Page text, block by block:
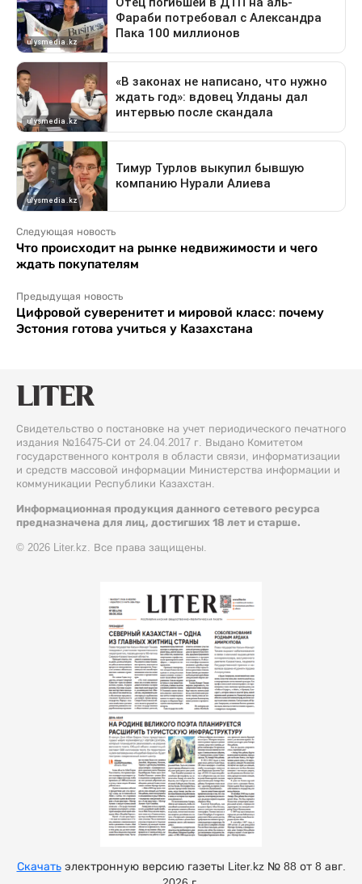
Следующая новость
Что происходит на рынке недвижимости и чего
ждать покупателям
Предыдущая новость
Цифровой суверенитет и мировой класс: почему
Эстония готова учиться у Казахстана
Свидетельство о постановке на учет периодического печатного
издания №16475-СИ от 24.04.2017 г. Выдано Комитетом
государственного контроля в области связи, информатизации
и средств массовой информации Министерства информации и
коммуникации Республики Казахстан.
Информационная продукция данного сетевого ресурса
предназначена для лиц, достигших 18 лет и старше.
© 2026 Liter.kz. Все права защищены.
Скачатьэлектронную версию газеты Liter.kz № 88 от 8 авг.